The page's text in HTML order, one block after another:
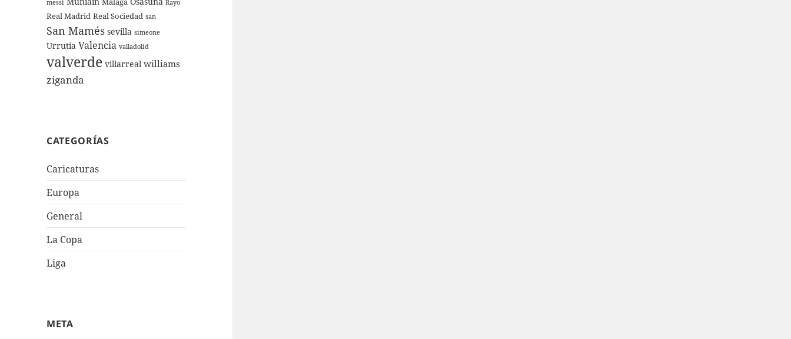
messi Rayo
Real Madrid Real Sociedad san
San Mamés sevilla simeone
Urrutia Valencia valladolid
valverde villarreal williams
ziganda
CATEGORÍAS
Caricaturas
Europa
General
La Copa
Liga
META